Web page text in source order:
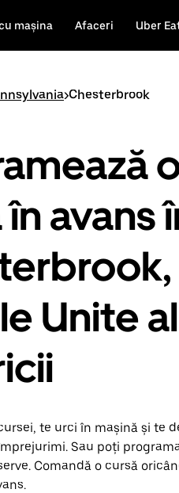
mașina Afaceri Uber
>Chesterbrook
avans
Unite
te urci în mașină și te
Sau poți
Comandă o cursă